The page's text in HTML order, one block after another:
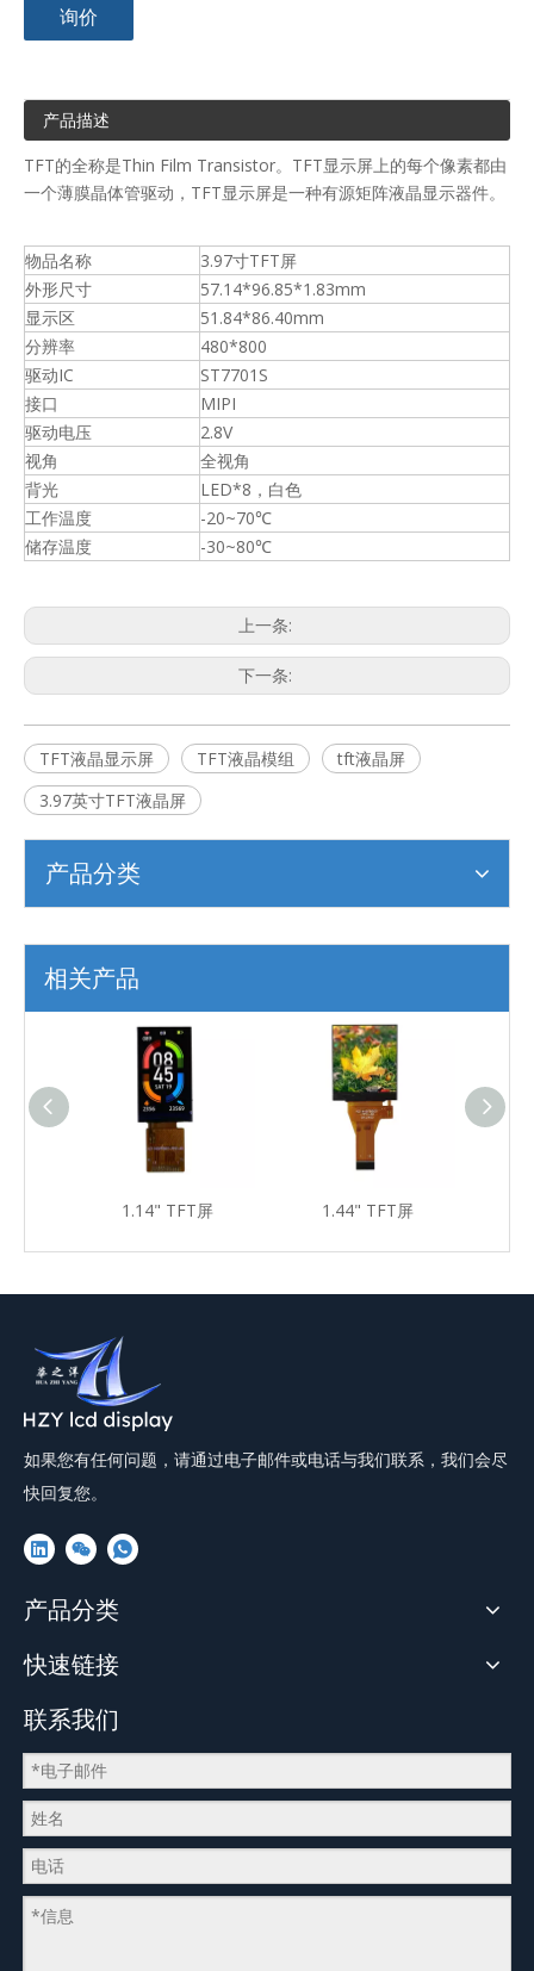
询价
产品描述
TFT的全称是Thin Film Transistor。TFT显示屏上的每个像素都由
一个薄膜晶体管驱动，TFT显示屏是一种有源矩阵液晶显示器件。
物品名称
3.97寸TFT屏
外形尺寸
57.14*96.85*1.83mm
显示区
51.84*86.40mm
分辨率
480*800
驱动IC
ST7701S
接口
MIPI
驱动电压
2.8V
视角
全视角
背光
LED*8，白色
工作温度
-20~70℃
储存温度
-30~80℃
上一条:
下一条:
TFT液晶显示屏 TFT液晶模组
tft液晶屏
3.97英寸TFT液晶屏
产品分类
相关产品
1.14" TFT屏 1.44" TFT屏
如果您有任何问题，请通过电子邮件或电话与我们联系，我们会尽
快回复您。
产品分类
快速链接
联系我们